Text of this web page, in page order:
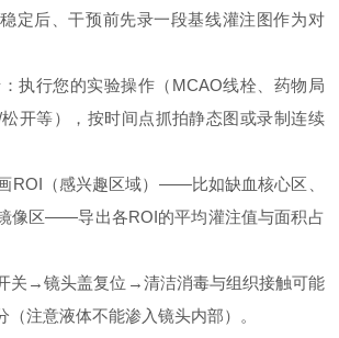
定后、干预前先录一段基线灌注图作为对
执行您的实验操作（MCAO线栓、药物局
开等），按时间点抓拍静态图或录制连续
ROI（感兴趣区域）——比如缺血核心区、
像区——导出各ROI的平均灌注值与面积占
关→镜头盖复位→清洁消毒与组织接触可能
（注意液体不能渗入镜头内部）。